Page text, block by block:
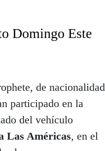
Domingo Este
de nacionalidad
participado en la
del vehículo
Las Américas, en el